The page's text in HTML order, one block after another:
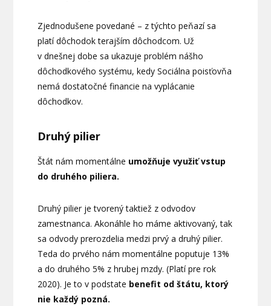
Zjednodušene povedané – z týchto peňazí sa
platí dôchodok terajším dôchodcom. Už
v dnešnej dobe sa ukazuje problém nášho
dôchodkového systému, kedy Sociálna poisťovňa
nemá dostatočné financie na vyplácanie
dôchodkov.
Druhý pilier
Štát nám momentálne umožňuje využiť vstup
do druhého piliera.
Druhý pilier je tvorený taktiež z odvodov
zamestnanca. Akonáhle ho máme aktivovaný, tak
sa odvody prerozdelia medzi prvý a druhý pilier.
Teda do prvého nám momentálne poputuje 13%
a do druhého 5% z hrubej mzdy. (Platí pre rok
2020). Je to v podstate benefit od štátu, ktorý
nie každý pozná.